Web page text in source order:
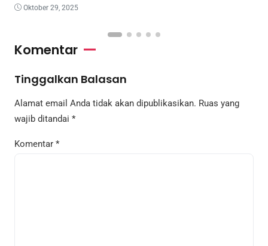
Oktober 29, 2025
Komentar
Tinggalkan Balasan
Alamat email Anda tidak akan dipublikasikan. Ruas yang
wajib ditandai *
Komentar *